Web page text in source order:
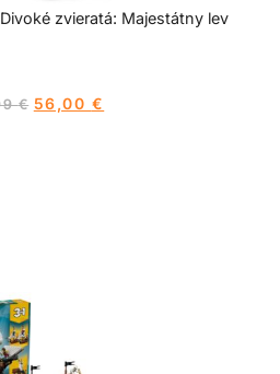
zvieratá: Majestátny lev
€ 56,00 €